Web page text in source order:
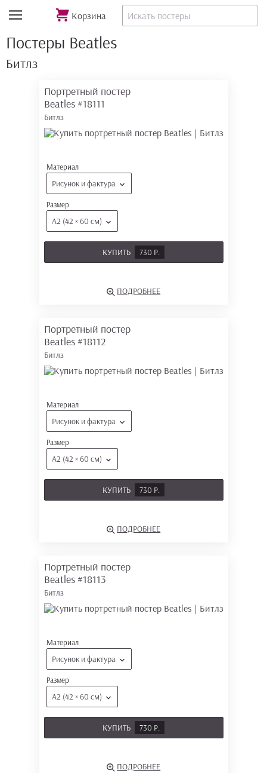
Корзина
Постеры Beatles
Битлз
Портретный постер
Beatles #18111
Битлз
Материал
Рисунок и фактура
Размер
А2 (42 × 60 см)
КУПИТЬ 730 Р.
ПОДРОБНЕЕ
Портретный постер
Beatles #18112
Битлз
Материал
Рисунок и фактура
Размер
А2 (42 × 60 см)
КУПИТЬ 730 Р.
ПОДРОБНЕЕ
Портретный постер
Beatles #18113
Битлз
Материал
Рисунок и фактура
Размер
А2 (42 × 60 см)
КУПИТЬ 730 Р.
ПОДРОБНЕЕ